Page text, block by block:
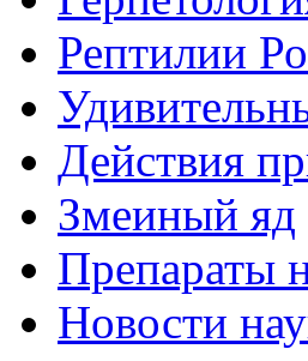
Рептилии
Действия
Змеиный яд
Препараты
Новости